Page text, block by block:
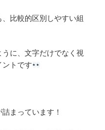
比較的区別しやすい組
に、文字だけでなく視
ントです
まっています！